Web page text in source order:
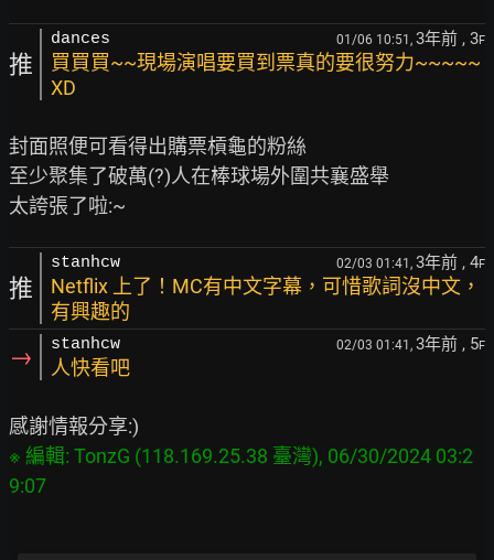
推
dances 01/06 10:51, 3年前 , 3F
買買買~~現場演唱要買到票真的要很努力~~~~~
XD
封面照便可看得出購票槓龜的粉絲
至少聚集了破萬(?)人在棒球場外圍共襄盛舉
推
stanhcw 02/03 01:41, 3年前 , 4F
Netflix 上了！MC有中文字幕，可惜歌詞沒中文，
有興趣的
→ stanhcw 02/03 01:41, 3年前 , 5F
人快看吧
※ 編輯: TonzG (118.169.25.38 臺灣), 06/30/2024 03:2